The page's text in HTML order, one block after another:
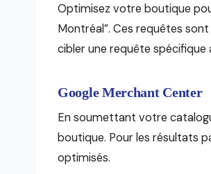
Optimisez votre boutique
Montréal”. Ces requêtes
cibler une requête spécifique
Google Merchant Center
En soumettant votre
boutique. Pour les résultats
optimisés.